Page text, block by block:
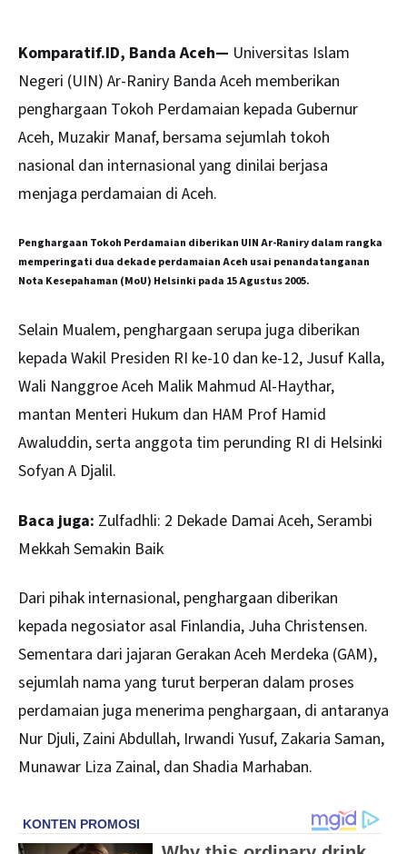
Komparatif.ID, Banda Aceh— Universitas Islam
Negeri (UIN) Ar-Raniry Banda Aceh memberikan
penghargaan Tokoh Perdamaian kepada Gubernur
Aceh, Muzakir Manaf, bersama sejumlah tokoh
nasional dan internasional yang dinilai berjasa
menjaga perdamaian di Aceh.
Penghargaan Tokoh Perdamaian diberikan UIN Ar-Raniry dalam rangka
memperingati dua dekade perdamaian Aceh usai penandatanganan
Nota Kesepahaman (MoU) Helsinki pada 15 Agustus 2005.
Selain Mualem, penghargaan serupa juga diberikan
kepada Wakil Presiden RI ke-10 dan ke-12, Jusuf Kalla,
Wali Nanggroe Aceh Malik Mahmud Al-Haythar,
mantan Menteri Hukum dan HAM Prof Hamid
Awaluddin, serta anggota tim perunding RI di Helsinki
Sofyan A Djalil.
Baca juga: Zulfadhli: 2 Dekade Damai Aceh, Serambi
Mekkah Semakin Baik
Dari pihak internasional, penghargaan diberikan
kepada negosiator asal Finlandia, Juha Christensen.
Sementara dari jajaran Gerakan Aceh Merdeka (GAM),
sejumlah nama yang turut berperan dalam proses
perdamaian juga menerima penghargaan, di antaranya
Nur Djuli, Zaini Abdullah, Irwandi Yusuf, Zakaria Saman,
Munawar Liza Zainal, dan Shadia Marhaban.